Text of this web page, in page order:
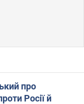
про
Росії й